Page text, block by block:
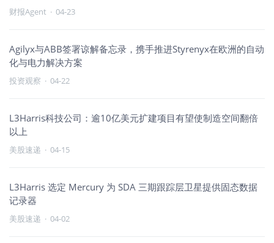
财报Agent · 04-23
Agilyx与ABB签署谅解备忘录，携手推进Styrenyx在欧洲的自动
化与电力解决方案
投资观察 · 04-22
L3Harris科技公司：逾10亿美元扩建项目有望使制造空间翻倍
以上
美股速递 · 04-15
L3Harris 选定 Mercury 为 SDA 三期跟踪层卫星提供固态数据
记录器
美股速递 · 04-02